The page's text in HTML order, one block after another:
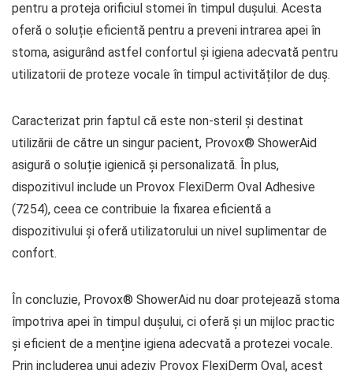
pentru a proteja orificiul stomei în timpul dușului. Acesta
oferă o soluție eficientă pentru a preveni intrarea apei în
stoma, asigurând astfel confortul și igiena adecvată pentru
utilizatorii de proteze vocale în timpul activităților de duș.
Caracterizat prin faptul că este non-steril și destinat
utilizării de către un singur pacient, Provox® ShowerAid
asigură o soluție igienică și personalizată. În plus,
dispozitivul include un Provox FlexiDerm Oval Adhesive
(7254), ceea ce contribuie la fixarea eficientă a
dispozitivului și oferă utilizatorului un nivel suplimentar de
confort.
În concluzie, Provox® ShowerAid nu doar protejează stoma
împotriva apei în timpul dușului, ci oferă și un mijloc practic
și eficient de a menține igiena adecvată a protezei vocale.
Prin includerea unui adeziv Provox FlexiDerm Oval, acest